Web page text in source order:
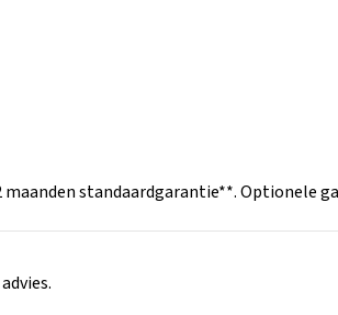
maanden standaardgarantie**. Optionele